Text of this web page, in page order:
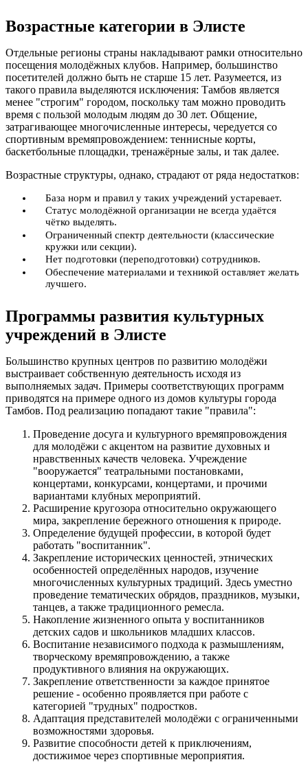
Возрастные категории в Элисте
Отдельные регионы страны накладывают рамки относительно
посещения молодёжных клубов. Например, большинство
посетителей должно быть не старше 15 лет. Разумеется, из
такого правила выделяются исключения: Тамбов является
менее "строгим" городом, поскольку там можно проводить
время с пользой молодым людям до 30 лет. Общение,
затрагивающее многочисленные интересы, чередуется со
спортивным времяпровождением: теннисные корты,
баскетбольные площадки, тренажёрные залы, и так далее.
Возрастные структуры, однако, страдают от ряда недостатков:
База норм и правил у таких учреждений устаревает.
Статус молодёжной организации не всегда удаётся
чётко выделять.
Ограниченный спектр деятельности (классические
кружки или секции).
Нет подготовки (переподготовки) сотрудников.
Обеспечение материалами и техникой оставляет желать
лучшего.
Программы развития культурных
учреждений в Элисте
Большинство крупных центров по развитию молодёжи
выстраивает собственную деятельность исходя из
выполняемых задач. Примеры соответствующих программ
приводятся на примере одного из домов культуры города
Тамбов. Под реализацию попадают такие "правила":
Проведение досуга и культурного времяпровождения
для молодёжи с акцентом на развитие духовных и
нравственных качеств человека. Учреждение
"вооружается" театральными постановками,
концертами, конкурсами, концертами, и прочими
вариантами клубных мероприятий.
Расширение кругозора относительно окружающего
мира, закрепление бережного отношения к природе.
Определение будущей профессии, в которой будет
работать "воспитанник".
Закрепление исторических ценностей, этнических
особенностей определённых народов, изучение
многочисленных культурных традиций. Здесь уместно
проведение тематических обрядов, праздников, музыки,
танцев, а также традиционного ремесла.
Накопление жизненного опыта у воспитанников
детских садов и школьников младших классов.
Воспитание независимого подхода к размышлениям,
творческому времяпровождению, а также
продуктивного влияния на окружающих.
Закрепление ответственности за каждое принятое
решение - особенно проявляется при работе с
категорией "трудных" подростков.
Адаптация представителей молодёжи с ограниченными
возможностями здоровья.
Развитие способности детей к приключениям,
достижимое через спортивные мероприятия.